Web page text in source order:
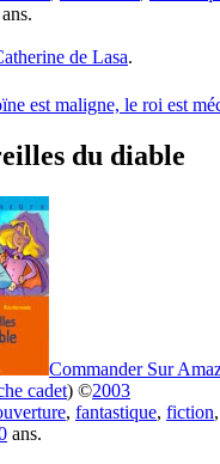
ans.
de Lasa.
est maligne, le roi est
du diable
Commander Sur
cadet) ©2003
, fantastique, fiction,
ans.